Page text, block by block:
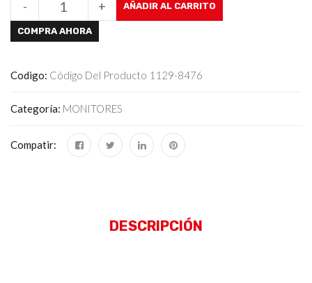
+
- AÑADIR AL CARRITO
COMPRA AHORA
Codigo: Código Del Producto 1129-8476
Categoría: MONITORES
Compatir:
DESCRIPCIÓN